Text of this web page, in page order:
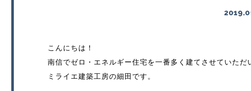
こんにちは！
南信でゼロ・エネルギー住宅を一番多く建てさせていただ
ミライエ建築工房の細田です。